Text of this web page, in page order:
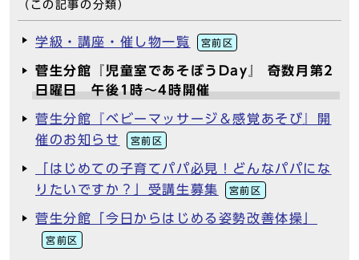
（この記事の分類）
学級・講座・催し物一覧 宮前区
菅生分館『児童室であそぼうDay』 奇数月第2
日曜日 午後1時～4時開催
菅生分館『ベビーマッサージ＆感覚あそび』開
催のお知らせ
宮前区
「はじめての子育てパパ必見！どんなパパにな
りたいですか？」受講生募集
宮前区
菅生分館「今日からはじめる姿勢改善体操」
宮前区